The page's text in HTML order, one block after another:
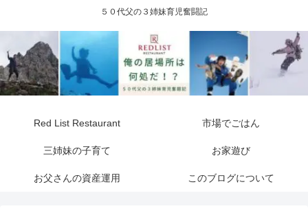
５０代父の３姉妹育児奮闘記
Red List Restaurant 市場でごはん
三姉妹の子育て お家遊び
お父さんの資産運用 このブログについて